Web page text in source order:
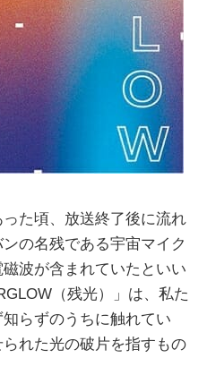
た頃、放送終了後に流れ
の名残である宇宙マイク
波が含まれていたといい
（残光）」は、私た
らずのうちに触れてい
れた光の破片を指すもの